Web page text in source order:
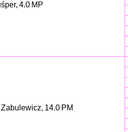
4.0 MP
14.0 PM